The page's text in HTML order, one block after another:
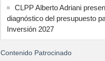
CLPP Alberto Adriani
diagnóstico del presupuesto
Inversión 2027
Contenido Patrocinado